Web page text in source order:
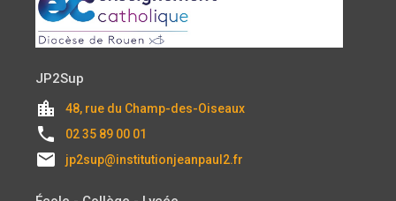
JP2Sup
location_city 48, rue du Champ-des-Oiseaux
local_phone 02 35 89 00 01
email jp2sup@institutionjeanpaul2.fr